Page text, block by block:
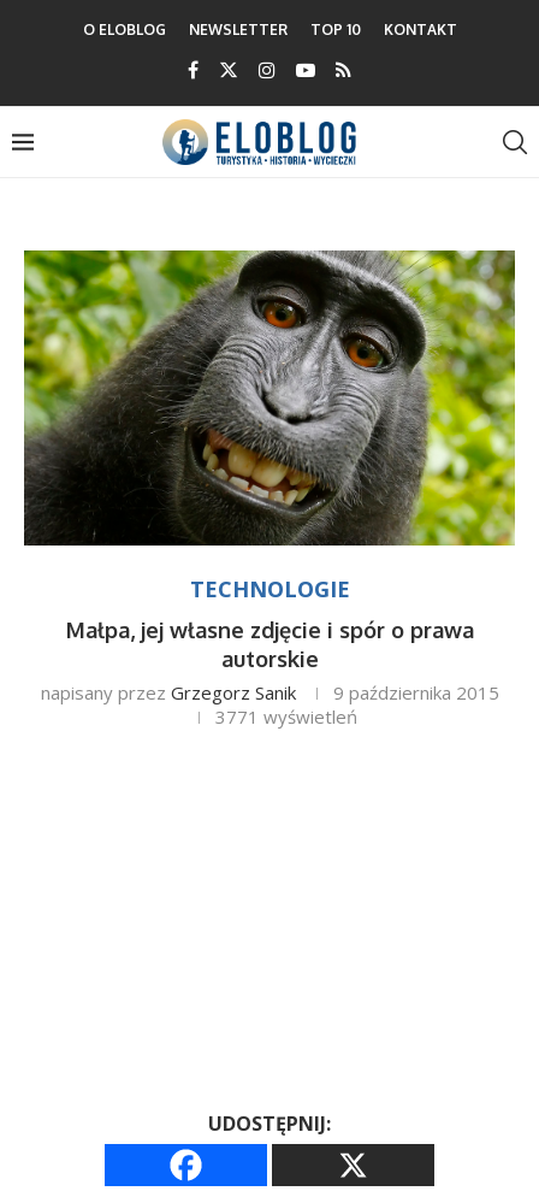
O ELOBLOG NEWSLETTER TOP 10 KONTAKT
TECHNOLOGIE
Małpa, jej własne zdjęcie i spór o prawa
autorskie
napisany przez Grzegorz Sanik
9 października 2015
3771 wyświetleń
UDOSTĘPNIJ: